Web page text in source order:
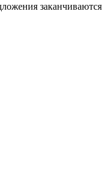
заканчиваются